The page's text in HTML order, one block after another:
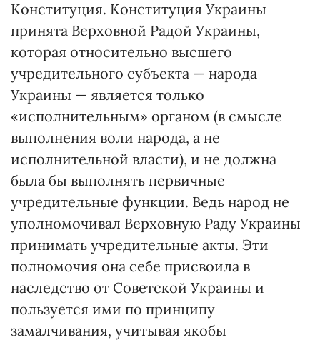
Конституция. Конституция Украины
принята Верховной Радой Украины,
которая относительно высшего
учредительного субъекта — народа
Украины — является только
«исполнительным» органом (в смысле
выполнения воли народа, а не
исполнительной власти), и не должна
была бы выполнять первичные
учредительные функции. Ведь народ не
уполномочивал Верховную Раду Украины
принимать учредительные акты. Эти
полномочия она себе присвоила в
наследство от Советской Украины и
пользуется ими по принципу
замалчивания, учитывая якобы